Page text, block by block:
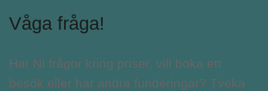
Våga fråga!
Har Ni frågor kring priser, vill boka ett
besök eller har andra funderingar? Tveka